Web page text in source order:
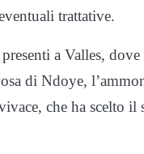
trattative.
a Valles,
di Ndoye,
che ha scelto il